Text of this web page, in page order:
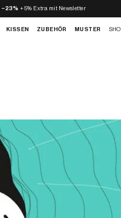
+5% Extra mit Newsletter
KISSEN ZUBEHÖR MUSTER